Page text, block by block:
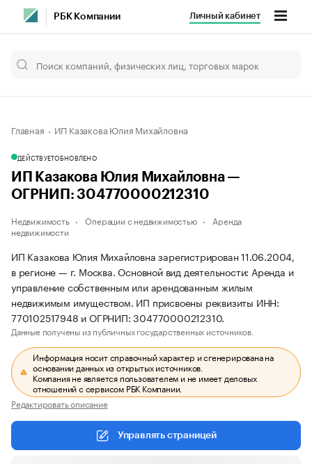
РБК Компании Личный кабинет
Главная ИП Казакова Юлия Михайловна
ДЕЙСТВУЕТОБНОВЛЕНО
ИП Казакова Юлия Михайловна —
ОГРНИП: 304770000212310
Недвижимость Операции с недвижимостью
Аренда
недвижимости
ИП Казакова Юлия Михайловна зарегистрирован 11.06.2004,
в регионе — г. Москва. Основной вид деятельности: Аренда и
управление собственным или арендованным жилым
недвижимым имуществом. ИП присвоены реквизиты ИНН:
770102517948 и ОГРНИП: 304770000212310.
Данные получены из публичных государственных источников.
Информация носит справочный характер и сгенерирована на
основании данных из открытых источников.
Компания не является пользователем и не имеет деловых
отношений с сервисом РБК Компании.
Редактировать описание
Управлять страницей